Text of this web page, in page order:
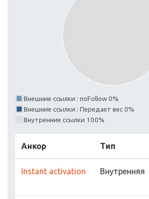
Внешние ссылки : noFollow 0%
Внешние ссылки : Передает вес 0%
Внутренние ссылки 100%
Анкор Тип
Instant activation Внутренняя